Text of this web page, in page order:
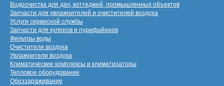
Водоочистка для дач, коттеджей, промышленных объектов
Запчасти для увлажнителей и очистителей воздуха
Услуги сервисной службы
Запчасти для кулеров и пурифайеров
Фильтры воды
Очистители воздуха
Увлажнители воздуха
Климатические комплексы и климатизаторы
Тепловое оборудование
Обеззараживание